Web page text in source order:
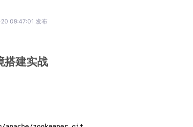
09:47:01 发布
搭建实战